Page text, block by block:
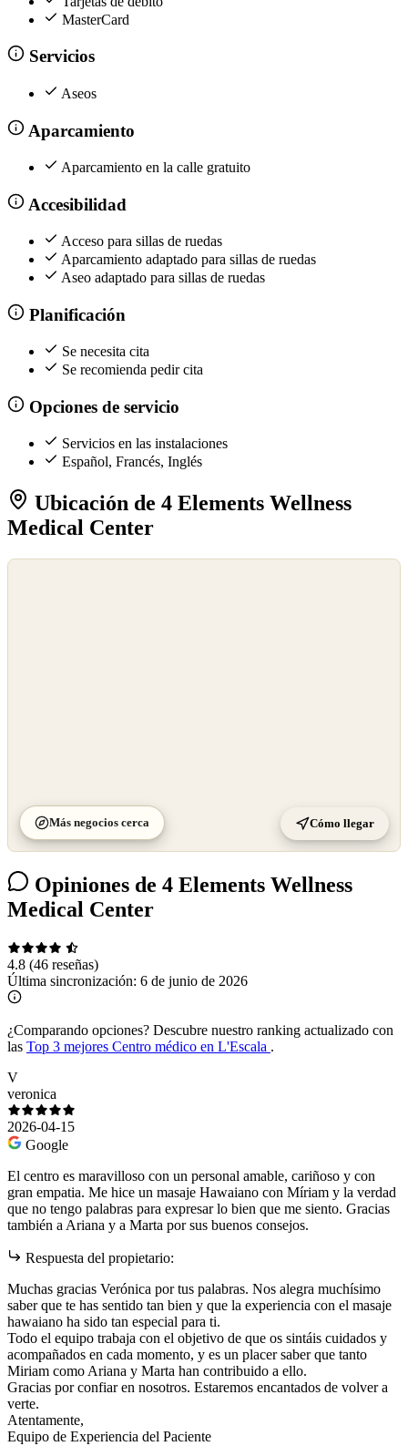
MasterCard
Servicios
Aseos
Aparcamiento
Aparcamiento en la calle gratuito
Accesibilidad
Acceso para sillas de ruedas
Aparcamiento adaptado para sillas de ruedas
Aseo adaptado para sillas de ruedas
Planificación
Se necesita cita
Se recomienda pedir cita
Opciones de servicio
Servicios en las instalaciones
Español, Francés, Inglés
Ubicación de 4 Elements Wellness
Medical Center
Más negocios cerca Cómo llegar
Opiniones de 4 Elements Wellness
Medical Center
4.8 (46 reseñas)
Última sincronización: 6 de junio de 2026
¿Comparando opciones? Descubre nuestro ranking actualizado con
las Top 3 mejores Centro médico en L'Escala .
V
veronica
2026-04-15
Google
El centro es maravilloso con un personal amable, cariñoso y con
gran empatia. Me hice un masaje Hawaiano con Míriam y la verdad
que no tengo palabras para expresar lo bien que me siento. Gracias
también a Ariana y a Marta por sus buenos consejos.
Respuesta del propietario:
Muchas gracias Verónica por tus palabras. Nos alegra muchísimo
saber que te has sentido tan bien y que la experiencia con el masaje
hawaiano ha sido tan especial para ti.
Todo el equipo trabaja con el objetivo de que os sintáis cuidados y
acompañados en cada momento, y es un placer saber que tanto
Miriam como Ariana y Marta han contribuido a ello.
Gracias por confiar en nosotros. Estaremos encantados de volver a
verte.
Atentamente,
Equipo de Experiencia del Paciente